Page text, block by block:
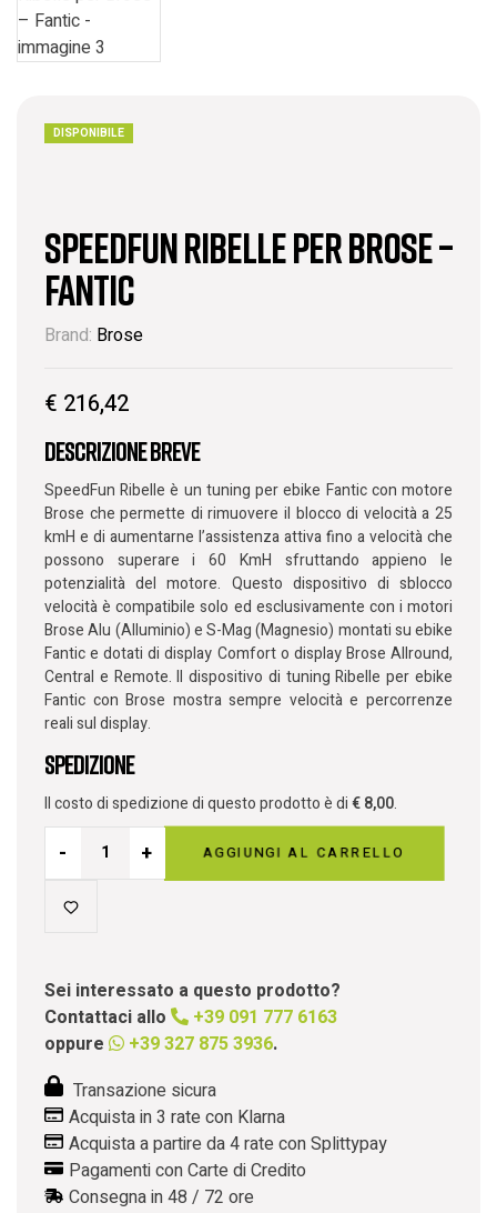
DISPONIBILE
SpeedFun Ribelle per Brose –
Fantic
Brand: Brose
€ 216,42
Descrizione breve
SpeedFun Ribelle è un tuning per ebike Fantic con motore
Brose che permette di rimuovere il blocco di velocità a 25
kmH e di aumentarne l’assistenza attiva fino a velocità che
possono superare i 60 KmH sfruttando appieno le
potenzialità del motore. Questo dispositivo di sblocco
velocità è compatibile solo ed esclusivamente con i motori
Brose Alu (Alluminio) e S-Mag (Magnesio) montati su ebike
Fantic e dotati di display Comfort o display Brose Allround,
Central e Remote. Il dispositivo di tuning Ribelle per ebike
Fantic con Brose mostra sempre velocità e percorrenze
reali sul display.
Spedizione
Il costo di spedizione di questo prodotto è di€8,00.
- + AGGIUNGI AL CARRELLO
Sei interessato a questo prodotto?
Contattaci allo
+39 091 777 6163
oppure
+39 327 875 3936.
Transazione sicura
Acquista in 3 rate con Klarna
Acquista a partire da 4 rate con Splittypay
Pagamenti con Carte di Credito
Consegna in 48 / 72 ore